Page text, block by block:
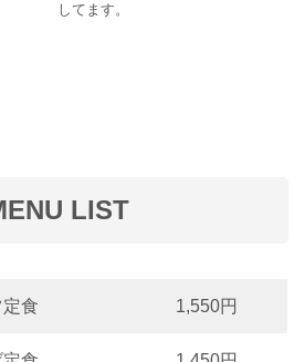
してます。
LIST
食 1,550円